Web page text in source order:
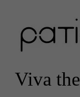
Viva